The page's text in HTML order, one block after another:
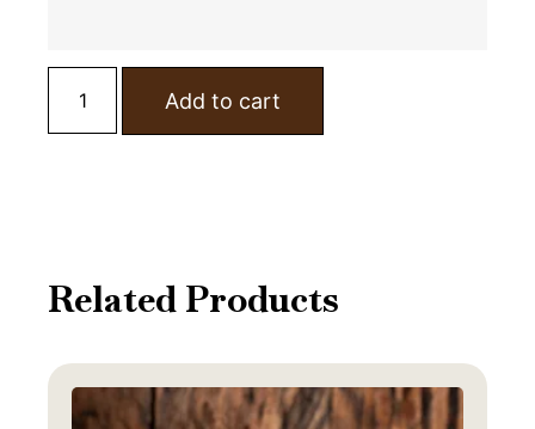
Add to cart
Related Products